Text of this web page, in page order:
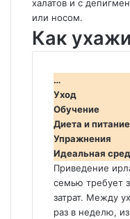
халатов и с
или носом.
Как
…
Уход
Обучение
Диета и питание
Упражнения
Идеальная
Приведение
семью требует
затрат. Между
раз в неделю,